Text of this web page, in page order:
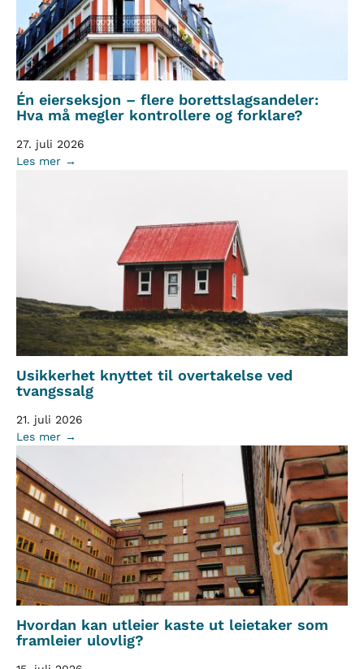
Én eierseksjon – flere borettslagsandeler:
Hva må megler kontrollere og forklare?
27. juli 2026
Les mer →
Usikkerhet knyttet til overtakelse ved
tvangssalg
21. juli 2026
Les mer →
Hvordan kan utleier kaste ut leietaker som
framleier ulovlig?